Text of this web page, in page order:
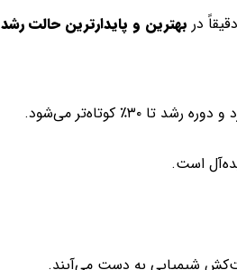
در بهترین و پایدارترین حالت رشد
کوتاه‌تر می‌شود.
است.
شیمیایی به دست می‌آیند.